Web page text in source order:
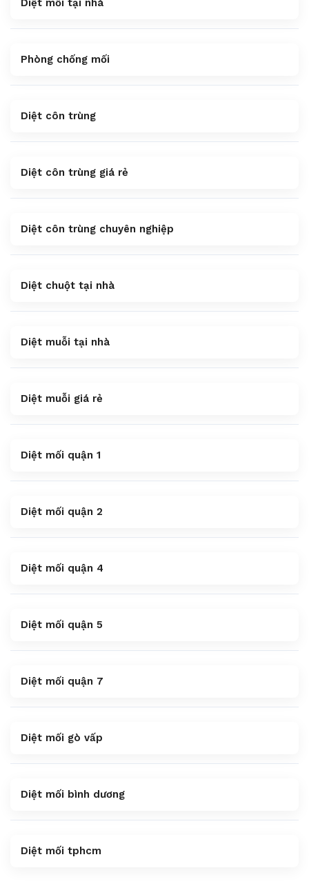
Diệt mối tại nhà
Phòng chống mối
Diệt côn trùng
Diệt côn trùng giá rẻ
Diệt côn trùng chuyên nghiệp
Diệt chuột tại nhà
Diệt muỗi tại nhà
Diệt muỗi giá rẻ
Diệt mối quận 1
Diệt mối quận 2
Diệt mối quận 4
Diệt mối quận 5
Diệt mối quận 7
Diệt mối gò vấp
Diệt mối bình dương
Diệt mối tphcm